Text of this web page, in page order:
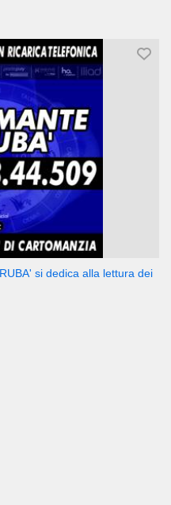
si dedica alla lettura dei